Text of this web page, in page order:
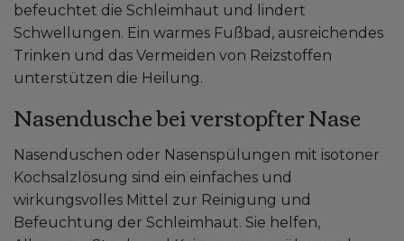
befeuchtet die Schleimhaut und lindert
Schwellungen. Ein warmes Fußbad, ausreichendes
Trinken und das Vermeiden von Reizstoffen
unterstützen die Heilung.
Nasendusche bei verstopfter Nase
Nasenduschen oder Nasenspülungen mit isotoner
Kochsalzlösung sind ein einfaches und
wirkungsvolles Mittel zur Reinigung und
Befeuchtung der Schleimhaut. Sie helfen,